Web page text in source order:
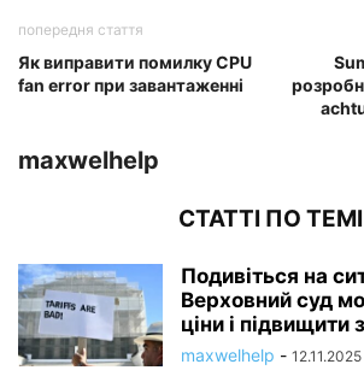
попередня стаття
Як виправити помилку CPU
fan error при завантаженні
maxwelhelp
СТАТТІ ПО ТЕМІ
Подивіться на
Верховний суд
ціни і підвищити
maxwelhelp - 12.11.2025